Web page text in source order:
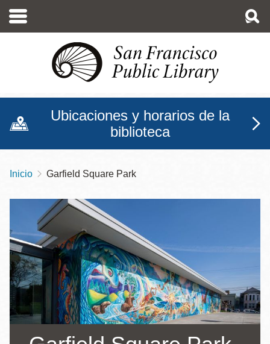
contenido
Ubicaciones y horarios de la
biblioteca
Sobrescribir
enlaces
ayuda
a
la
navegación
Inicio Garfield Square Park